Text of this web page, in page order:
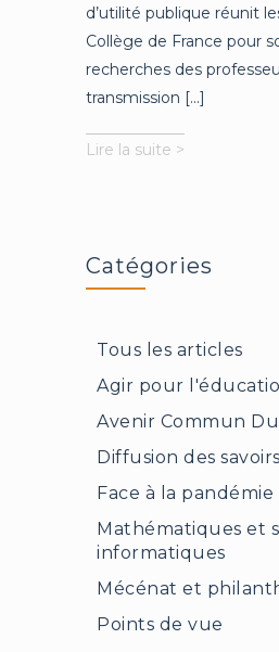
d’utilité publique réunit
Collège de France pour
recherches des
transmission [...]
Lire la suite >
de
Catégories
Tous les articles
Agir pour
Avenir Commun
Diffusion des savoirs
Face à la pandémie
Mathématiques et
informatiques
Mécénat et
Points de vue